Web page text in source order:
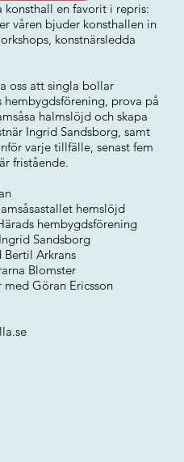
en favorit i repris:
våren bjuder konsthallen in
konstnärsledda
oss att singla bollar
prova på
halmslöjd och skapa
Ingrid Sandsborg, samt
varje tillfälle, senast fem
fristående.
hemslöjd
hembygdsförening
Sandsborg
Bertil Arkrans
Blomster
med Göran Ericsson